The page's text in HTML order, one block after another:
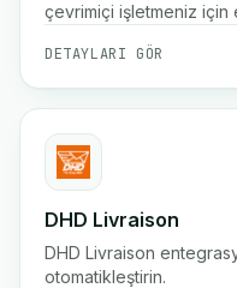
çevrimiçi işletmeniz
DETAYLARI GÖR
DHD Livraison
DHD Livraison
otomatikleştirin.